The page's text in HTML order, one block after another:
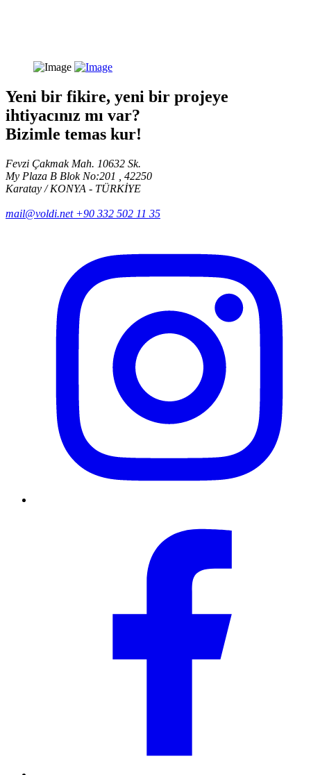
Yeni bir fikire, yeni bir projeye
ihtiyacınız mı var?
Bizimle temas kur!
Fevzi Çakmak Mah. 10632 Sk.
My Plaza B Blok No:201 , 42250
Karatay / KONYA - TÜRKİYE
mail@voldi.net +90 332 502 11 35